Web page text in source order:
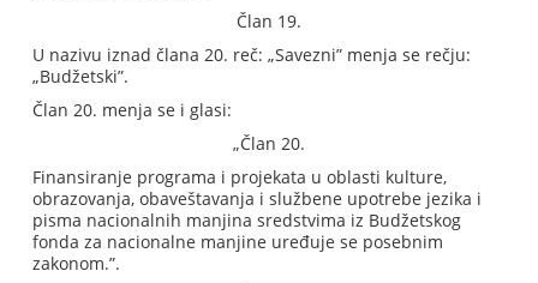
Član 19.
U nazivu iznad člana 20. reč: „Savezni” menja se rečju:
„Budžetski”.
Član 20. menja se i glasi:
„Član 20.
Finansiranje programa i projekata u oblasti kulture,
obrazovanja, obaveštavanja i službene upotrebe jezika i
pisma nacionalnih manjina sredstvima iz Budžetskog
fonda za nacionalne manjine uređuje se posebnim
zakonom.”.